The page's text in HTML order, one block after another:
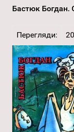
Бастюк Богдан.
Перегляди: